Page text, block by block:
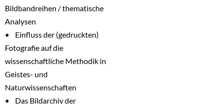
Bildbandreihen / thematische
Analysen
• Einfluss der (gedruckten)
Fotografie auf die
wissenschaftliche Methodik in
Geistes- und
Naturwissenschaften
• Das Bildarchiv der